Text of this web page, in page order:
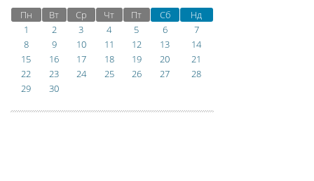
Пн Вт Ср Чт Пт Сб
Нд
1
2 3 4 5 6
7
8
9 10 11 12 13
14
15
16 17 18 19 20
21
22
23 24 25 26 27
28
29
30